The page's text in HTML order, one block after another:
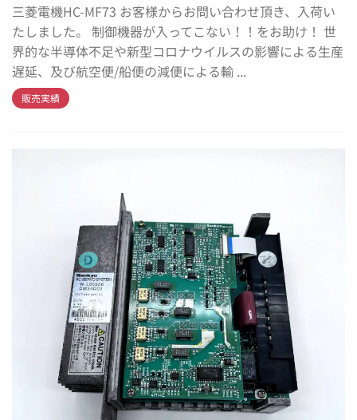
三菱電機HC-MF73 お客様からお問い合わせ頂き、入荷い
たしました。 制御機器が入ってこない！！をお助け！ 世
界的な半導体不足や新型コロナウイルスの影響による生産
遅延、及び航空便/船便の減便による輸 ...
販売実績